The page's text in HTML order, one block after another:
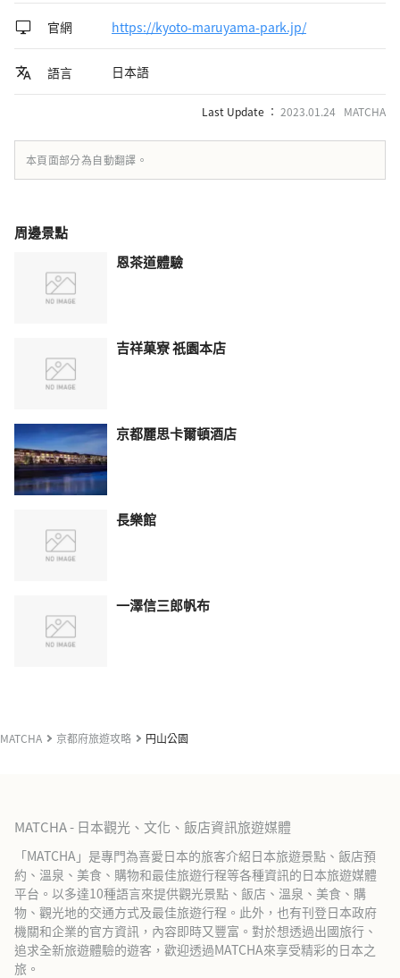
官網 https://kyoto-maruyama-park.jp/
語言 日本語
Last Update ： 2023.01.24 MATCHA
本頁面部分為自動翻譯。
周邊景點
恩茶道體驗
吉祥菓寮 祇園本店
京都麗思卡爾頓酒店
長樂館
一澤信三郎帆布
MATCHA 京都府旅遊攻略 円山公園
MATCHA - 日本觀光、文化、飯店資訊旅遊媒體
「MATCHA」是專門為喜愛日本的旅客介紹日本旅遊景點、飯店預
約、溫泉、美食、購物和最佳旅遊行程等各種資訊的日本旅遊媒體
平台。以多達10種語言來提供觀光景點、飯店、溫泉、美食、購
物、觀光地的交通方式及最佳旅遊行程。此外，也有刊登日本政府
機關和企業的官方資訊，內容即時又豐富。對於想透過出國旅行、
追求全新旅遊體驗的遊客，歡迎透過MATCHA來享受精彩的日本之
旅。